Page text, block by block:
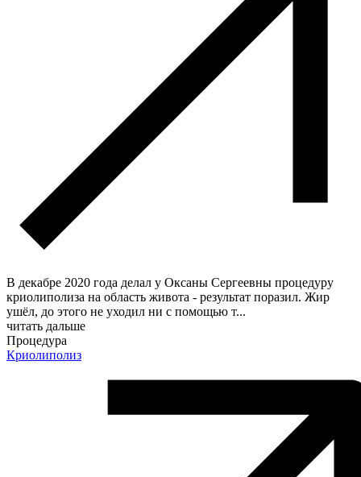
В декабре 2020 года делал у Оксаны Сергеевны процедуру
криолиполиза на область живота - результат поразил. Жир
ушёл, до этого не уходил ни с помощью т...
читать дальше
Процедура
Криолиполиз